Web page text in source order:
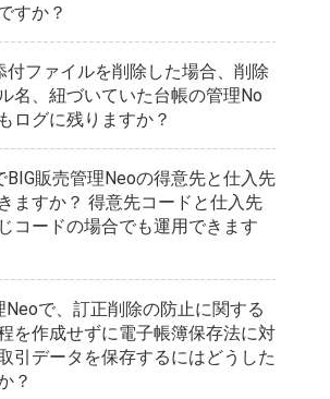
すか？
付ファイルを削除した場合、削除
名、紐づいていた台帳の管理No
ログに残りますか？
BIG販売管理Neoの得意先と仕入先
ますか？ 得意先コードと仕入先
コードの場合でも運用できます
Neoで、訂正削除の防止に関する
を作成せずに電子帳簿保存法に対
引データを保存するにはどうした
？